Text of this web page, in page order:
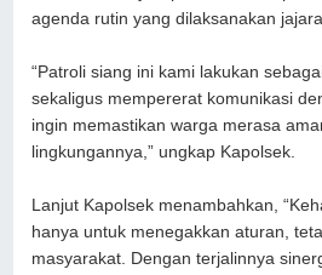
agenda rutin yang dilaksanakan
“Patroli siang ini kami lakukan
sekaligus mempererat komunikasi
ingin memastikan warga merasa
lingkungannya,” ungkap Kapolsek.
Lanjut Kapolsek menambahkan,
hanya untuk menegakkan aturan,
masyarakat. Dengan terjalinnya